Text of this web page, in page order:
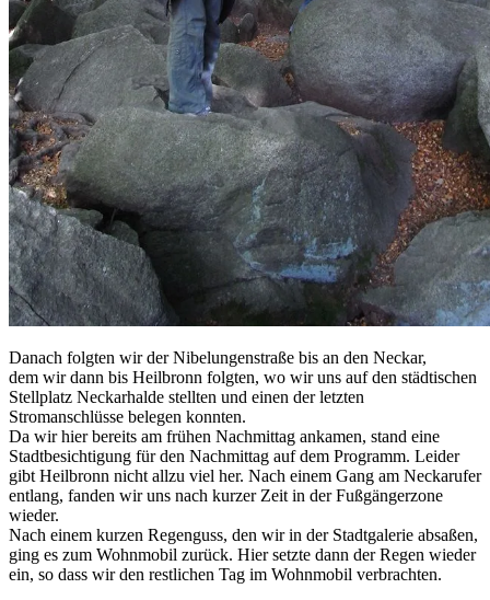
Danach folgten wir der Nibelungenstraße bis an den Neckar,
dem wir dann bis Heilbronn folgten, wo wir uns auf den städtischen
Stellplatz Neckarhalde stellten und einen der letzten
Stromanschlüsse belegen konnten.
Da wir hier bereits am frühen Nachmittag ankamen, stand eine
Stadtbesichtigung für den Nachmittag auf dem Programm. Leider
gibt Heilbronn nicht allzu viel her. Nach einem Gang am Neckarufer
entlang, fanden wir uns nach kurzer Zeit in der Fußgängerzone
wieder.
Nach einem kurzen Regenguss, den wir in der Stadtgalerie absaßen,
ging es zum Wohnmobil zurück. Hier setzte dann der Regen wieder
ein, so dass wir den restlichen Tag im Wohnmobil verbrachten.